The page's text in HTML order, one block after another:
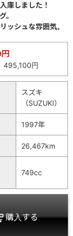
庫しました！
。
ッシュな雰囲気。
495,100円
スズキ
（SUZUKI）
1997年
26,467km
749cc
購入する